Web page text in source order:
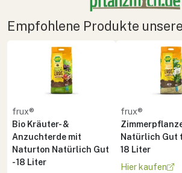
Empfohlene Produkte
frux®
Bio Kräuter- &
Anzuchterde mit
Naturton Natürlich Gut
- 18 Liter
frux®
Natürlich Gut
18 Liter
Hier kaufen